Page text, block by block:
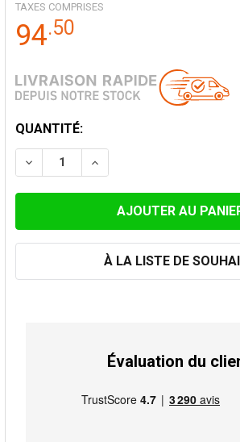
TAXES COMPRISES
94.50
STOCK
ACTUEL:
QUANTITÉ:
DIMINUER LA QUANTITÉ DE
AUGMENTER LA
À LA LISTE DE
Évaluation du